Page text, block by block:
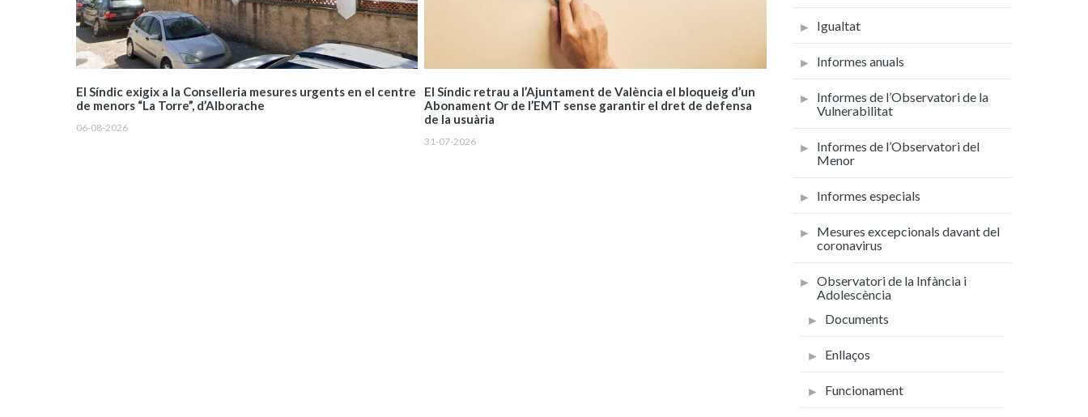
El Síndic exigix a la Conselleria mesures urgents en el centre
de menors “La Torre”, d’Alborache
06-08-2026
El Síndic retrau a l’Ajuntament de València el bloqueig d’un
Abonament Or de l’EMT sense garantir el dret de defensa
de la usuària
31-07-2026
Igualtat
Informes anuals
Informes de l’Observatori de la
Vulnerabilitat
Informes de l’Observatori del
Menor
Informes especials
Mesures excepcionals davant del
coronavirus
Observatori de la Infància i
Adolescència
Documents
Enllaços
Funcionament